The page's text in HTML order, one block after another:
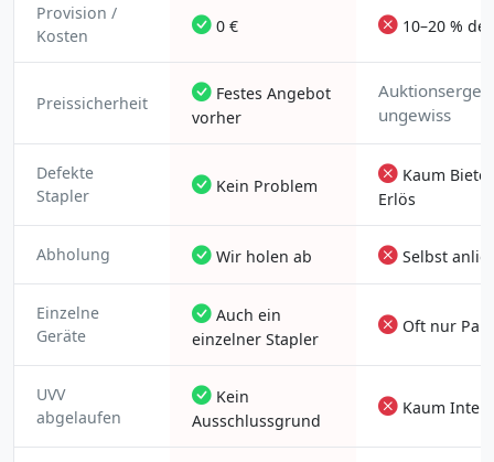
Provision /
Kosten
0 € 10–20 %
Preissicherheit
Festes Angebot
vorher
ungewiss
Defekte
Stapler
Kein Problem
Kaum
Erlös
Abholung Wir holen ab Selbst
Einzelne
Geräte
Auch ein
einzelner Stapler
Oft nur
UVV
abgelaufen
Kein
Ausschlussgrund
Kaum